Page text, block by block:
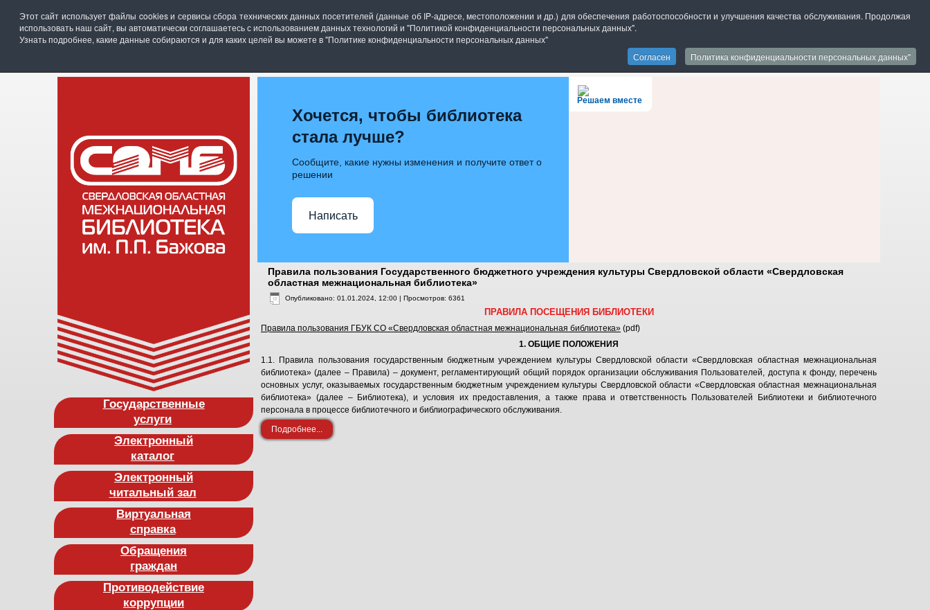
г. Екатеринбург, ул. Академика Бардина, 28
телефон: (343)211-07-00, эл.почта :somb@egov66.ru
БИБЛИОТЕЧНЫЙ МИР ПРОЕКТЫ И КОНКУРСЫ
Государственные
услуги
Электронный
каталог
Электронный
читальный зал
Виртуальная
справка
Обращения
граждан
Противодействие
коррупции
Решаем вместе
Хочется, чтобы библиотека
стала лучше?
Сообщите, какие нужны изменения и получите ответ о
решении
Написать
Правила пользования Государственного бюджетного учреждения культуры Свердловской области «Свердловская
областная межнациональная библиотека»
Опубликовано: 01.01.2024, 12:00 | Просмотров: 6361
ПРАВИЛА ПОСЕЩЕНИЯ БИБЛИОТЕКИ
Правила пользования ГБУК СО «Свердловская областная межнациональная библиотека» (pdf)
1. ОБЩИЕ ПОЛОЖЕНИЯ
1.1. Правила пользования государственным бюджетным учреждением культуры Свердловской области «Свердловская областная межнациональная
библиотека» (далее – Правила) – документ, регламентирующий общий порядок организации обслуживания Пользователей, доступа к фонду, перечень
основных услуг, оказываемых государственным бюджетным учреждением культуры Свердловской области «Свердловская областная межнациональная
библиотека» (далее – Библиотека), и условия их предоставления, а также права и ответственность Пользователей Библиотеки и библиотечного
персонала в процессе библиотечного и библиографического обслуживания.
Подробнее...
Этот сайт использует файлы cookies и сервисы сбора технических данных посетителей (данные об IP-адресе, местоположении и др.) для обеспечения работоспособности и улучшения качества обслуживания. Продолжая
использовать наш сайт, вы автоматически соглашаетесь с использованием данных технологий и "Политикой конфиденциальности персональных данных".
Узнать подробнее, какие данные собираются и для каких целей вы можете в "Политике конфиденциальности персональных данных"
Согласен
Политика конфиденциальности персональных данных"